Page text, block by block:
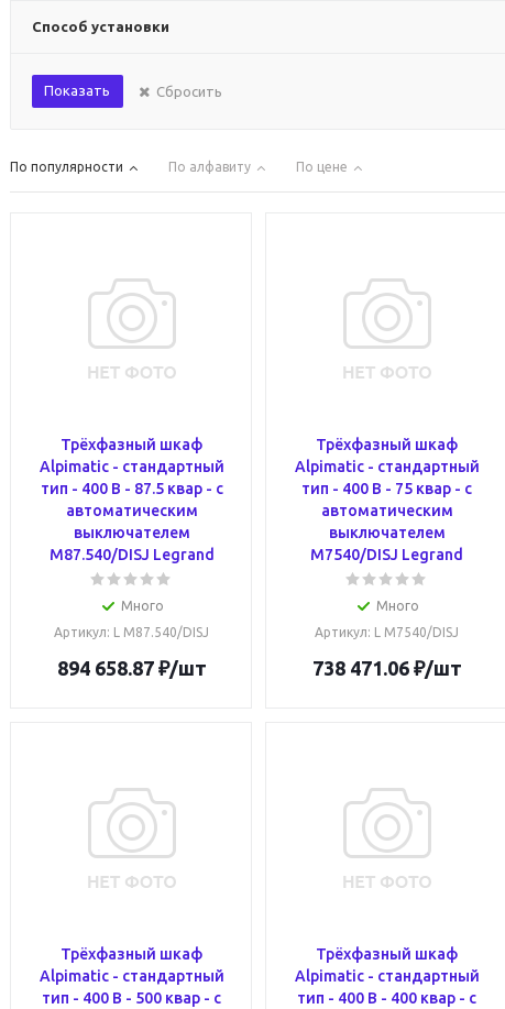
Способ установки
Показать Сбросить
По популярности По алфавиту По цене
Трёхфазный шкаф
Alpimatic - стандартный
тип - 400 В - 87.5 квар - c
автоматическим
выключателем
M87.540/DISJ Legrand
Много
Артикул: L M87.540/DISJ
894 658.87₽/шт
Трёхфазный шкаф
Alpimatic - стандартный
тип - 400 В - 75 квар - c
автоматическим
выключателем
M7540/DISJ Legrand
Много
Артикул: L M7540/DISJ
738 471.06₽/шт
Трёхфазный шкаф
Alpimatic - стандартный
тип - 400 В - 500 квар - c
Трёхфазный шкаф
Alpimatic - стандартный
тип - 400 В - 400 квар - c